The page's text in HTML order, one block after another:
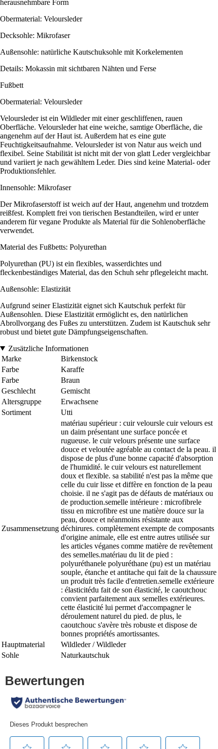
herausnehmbare Form
Obermaterial: Veloursleder
Decksohle: Mikrofaser
Außensohle: natürliche Kautschuksohle mit Korkelementen
Details: Mokassin mit sichtbaren Nähten und Ferse
Fußbett
Obermaterial: Veloursleder
Veloursleder ist ein Wildleder mit einer geschliffenen, rauen
Oberfläche. Veloursleder hat eine weiche, samtige Oberfläche, die
angenehm auf der Haut ist. Außerdem hat es eine gute
Feuchtigkeitsaufnahme. Veloursleder ist von Natur aus weich und
flexibel. Seine Stabilität ist nicht mit der von glatt Leder vergleichbar
und variiert je nach gewähltem Leder. Dies sind keine Material- oder
Produktionsfehler.
Innensohle: Mikrofaser
Der Mikrofaserstoff ist weich auf der Haut, angenehm und trotzdem
reißfest. Komplett frei von tierischen Bestandteilen, wird er unter
anderem für vegane Produkte als Material für die Sohlenoberfläche
verwendet.
Material des Fußbetts: Polyurethan
Polyurethan (PU) ist ein flexibles, wasserdichtes und
fleckenbeständiges Material, das den Schuh sehr pflegeleicht macht.
Außensohle: Elastizität
Aufgrund seiner Elastizität eignet sich Kautschuk perfekt für
Außensohlen. Diese Elastizität ermöglicht es, den natürlichen
Abrollvorgang des Fußes zu unterstützen. Zudem ist Kautschuk sehr
robust und bietet gute Dämpfungseigenschaften.
Zusätzliche Informationen
Marke
Birkenstock
Farbe
Karaffe
Farbe
Braun
Geschlecht
Gemischt
Altersgruppe
Erwachsene
Sortiment
Utti
Zusammensetzung
matériau supérieur : cuir veloursle cuir velours est
un daim présentant une surface poncée et
rugueuse. le cuir velours présente une surface
douce et veloutée agréable au contact de la peau. il
dispose de plus d'une bonne capacité d'absorption
de l'humidité. le cuir velours est naturellement
doux et flexible. sa stabilité n'est pas la même que
celle du cuir lisse et diffère en fonction de la peau
choisie. il ne s'agit pas de défauts de matériaux ou
de production.semelle intérieure : microfibrele
tissu en microfibre est une matière douce sur la
peau, douce et néanmoins résistante aux
déchirures. complètement exempte de composants
d'origine animale, elle est entre autres utilisée sur
les articles véganes comme matière de revêtement
des semelles.matériau du lit de pied :
polyuréthanele polyuréthane (pu) est un matériau
souple, étanche et antitache qui fait de la chaussure
un produit très facile d'entretien.semelle extérieure
: élasticitédu fait de son élasticité, le caoutchouc
convient parfaitement aux semelles extérieures.
cette élasticité lui permet d'accompagner le
déroulement naturel du pied. de plus, le
caoutchouc s'avère très robuste et dispose de
bonnes propriétés amortissantes.
Hauptmaterial
Wildleder / Wildleder
Sohle
Naturkautschuk